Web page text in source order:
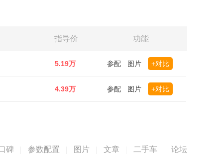
指导价 功能
5.19万 参配 图片 +对比
4.39万 参配 图片 +对比
碑 参数配置 图片 文章 二手车 论坛